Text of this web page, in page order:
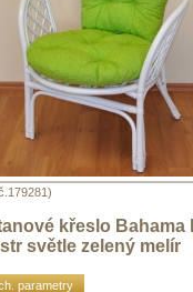
křeslo Bahama
světle zelený melír
parametry